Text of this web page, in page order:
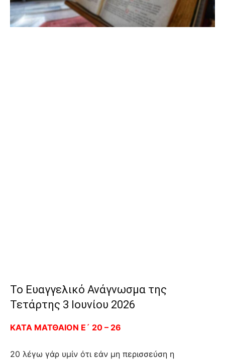
Το Ευαγγελικό Ανάγνωσμα της
Τετάρτης 3 Ιουνίου 2026
ΚΑΤΑ ΜΑΤΘΑΙΟΝ Ε´ 20 – 26
20 λέγω γάρ υμίν ότι εάν μη περισσεύση η